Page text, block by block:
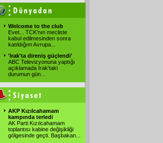
Welcome to the club
Evet... TCK'nın mecliste
kabul edilmesinden sonra
katıldığım Avrupa
'Irak'ta direniş güçlendi'
ABC Televizyonuna yaptığı
açıklamada Irak'taki
durumun gün
AKP Kızılcahamam
kampında terledi
AK Parti Kızılcahamam
toplantısı kabine değişikliği
gölgesinde geçti. Başbakan